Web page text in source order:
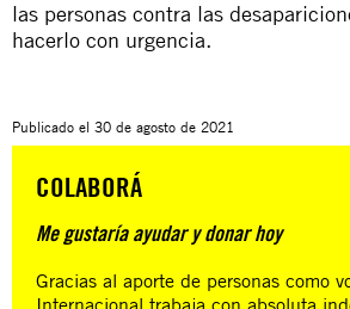
las personas contra las
hacerlo con urgencia.
Publicado el 30 de agosto de 2021
COLABORÁ
Me gustaría ayudar y donar hoy
Gracias al aporte de personas como
Internacional trabaja con absoluta